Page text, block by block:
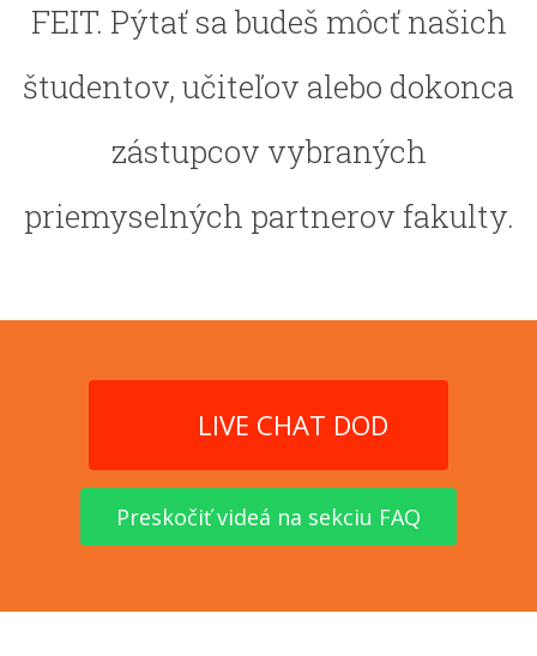
FEIT. Pýtať sa budeš môcť našich
študentov, učiteľov alebo dokonca
zástupcov vybraných
priemyselných partnerov fakulty.
LIVE CHAT DOD
Preskočiť videá na sekciu FAQ